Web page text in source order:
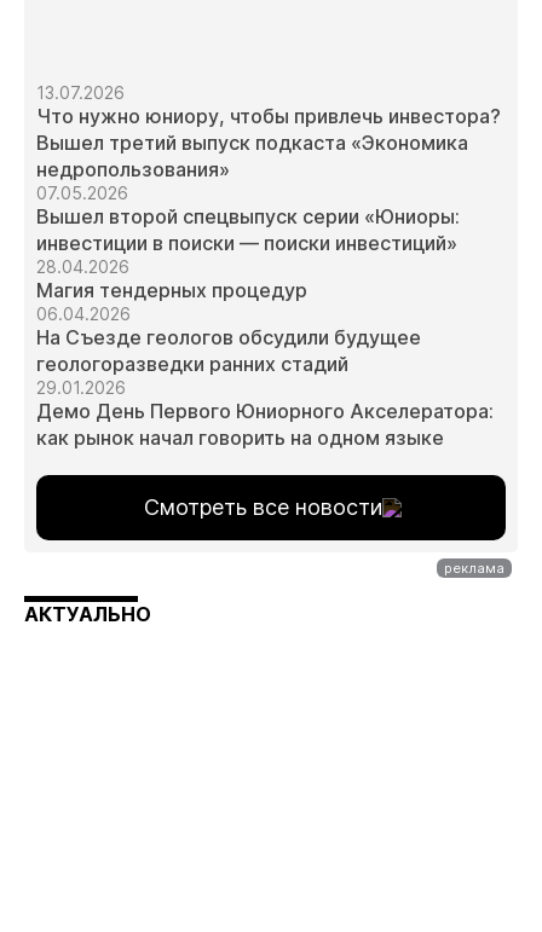
13.07.2026
Что нужно юниору, чтобы привлечь инвестора?
Вышел третий выпуск подкаста «Экономика
недропользования»
07.05.2026
Вышел второй спецвыпуск серии «Юниоры:
инвестиции в поиски — поиски инвестиций»
28.04.2026
Магия тендерных процедур
06.04.2026
На Съезде геологов обсудили будущее
геологоразведки ранних стадий
29.01.2026
Демо День Первого Юниорного Акселератора:
как рынок начал говорить на одном языке
Смотреть все новости
АКТУАЛЬНО